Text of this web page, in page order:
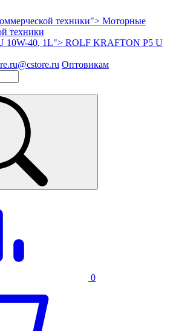
техники"> Моторные
техники
10W-40, 1L"> ROLF KRAFTON P5 U
Оптовикам
0